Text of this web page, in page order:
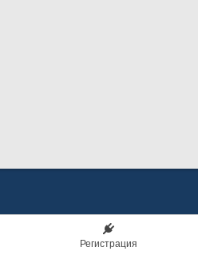
Регистрация